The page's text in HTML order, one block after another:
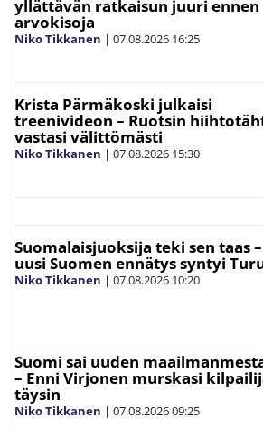
yllättävän ratkaisun juuri ennen
arvokisoja
Niko Tikkanen | 07.08.2026 16:25
Krista Pärmäkoski julkaisi
treenivideon – Ruotsin
vastasi välittömästi
Niko Tikkanen | 07.08.2026 15:30
Suomalaisjuoksija teki sen taas –
uusi Suomen ennätys syntyi
Niko Tikkanen | 07.08.2026 10:20
Suomi sai uuden
– Enni Virjonen murskasi
täysin
Niko Tikkanen | 07.08.202609:25